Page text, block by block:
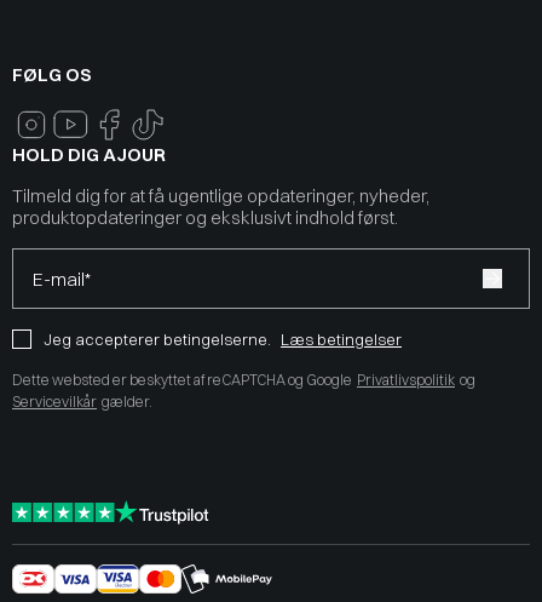
FØLG OS
HOLD DIG AJOUR
Tilmeld dig for at få ugentlige opdateringer, nyheder,
produktopdateringer og eksklusivt indhold først.
E-mail*
Jeg accepterer betingelserne. Læs betingelser
Dette websted er beskyttet af reCAPTCHA og Google Privatlivspolitik og
Servicevilkår gælder.